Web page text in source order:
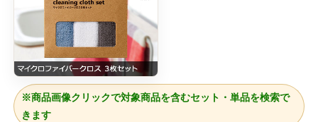
※商品画像クリックで対象商品を含むセット・単品を検索で
きます